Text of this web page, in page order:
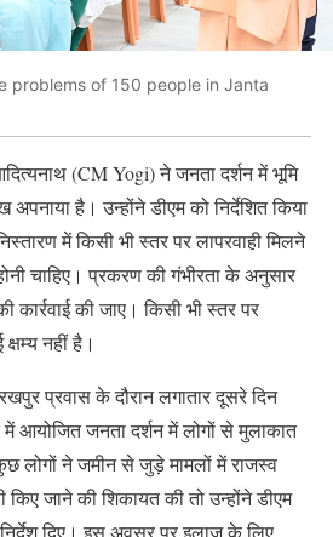
problems of 150 people in Janta
(CM Yogi) ने जनता दर्शन में भूमि
है। उन्होंने डीएम को निर्देशित किया
में किसी भी स्तर पर लापरवाही मिलने
चाहिए। प्रकरण की गंभीरता के अनुसार
की जाए। किसी भी स्तर पर
नहीं है।
प्रवास के दौरान लगातार दूसरे दिन
आयोजित जनता दर्शन में लोगों से मुलाकात
लोगों ने जमीन से जुड़े मामलों में राजस्व
किए जाने की शिकायत की तो उन्होंने डीएम
दिए। इस अवसर पर इलाज के लिए